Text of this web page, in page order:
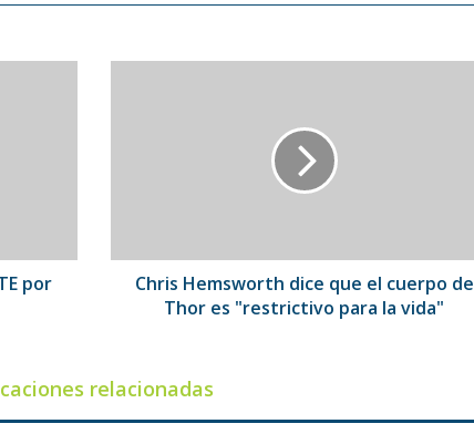
por
es
"restrictivo
Chris Hemsworth dice que el cuerpo de
Thor es "restrictivo para la vida"
relacionadas